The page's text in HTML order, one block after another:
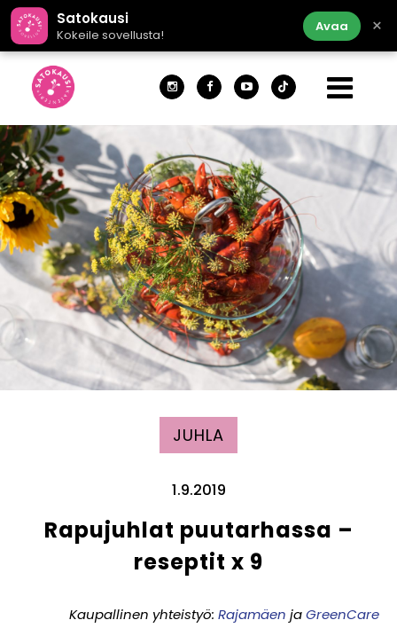
Satokausi
Kokeile sovellusta!
Avaa ×
JUHLA
1.9.2019
Rapujuhlat puutarhassa –
reseptit x 9
Kaupallinen yhteistyö: Rajamäen jaGreenCare